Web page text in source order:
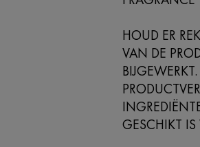
HOUD ER
VAN DE
GESCHIKT